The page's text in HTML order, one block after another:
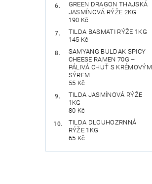
GREEN DRAGON THAJSKÁ
JASMÍNOVÁ RÝŽE 2KG
190 Kč
TILDA BASMATI RÝŽE 1KG
145 Kč
SAMYANG BULDAK SPICY
CHEESE RAMEN 70G –
PÁLIVÁ CHUŤ S KRÉMOVÝM
SÝREM
55 Kč
TILDA JASMÍNOVÁ RÝŽE
1KG
80 Kč
TILDA DLOUHOZRNNÁ
RÝŽE 1KG
65 Kč